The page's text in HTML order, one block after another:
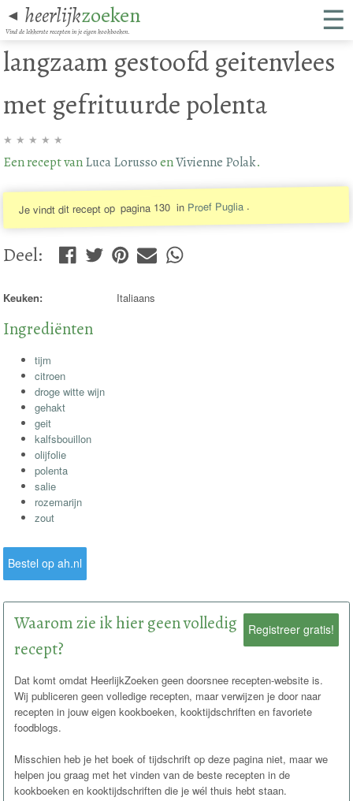
◄ heerlijkzoeken
Vind de lekkerste recepten in je eigen kookboeken. ☰
langzaam gestoofd geitenvlees
met gefrituurde polenta
★ ★ ★ ★ ★
Een recept vanLuca LorussoenVivienne Polak.
Je vindt dit recept op pagina 130 in Proef Puglia .
Deel:
Keuken: Italiaans
Ingrediënten
tijm
citroen
droge witte wijn
gehakt
geit
kalfsbouillon
olijfolie
polenta
salie
rozemarijn
zout
Bestel op ah.nl
Registreer gratis!
Waarom zie ik hier geen volledig
recept?
Dat komt omdat HeerlijkZoeken geen doorsnee recepten-website is.
Wij publiceren geen volledige recepten, maar verwijzen je door naar
recepten in jouw eigen kookboeken, kooktijdschriften en favoriete
foodblogs.
Misschien heb je het boek of tijdschrift op deze pagina niet, maar we
helpen jou graag met het vinden van de beste recepten in de
kookboeken en kooktijdschriften die je wél thuis hebt staan.